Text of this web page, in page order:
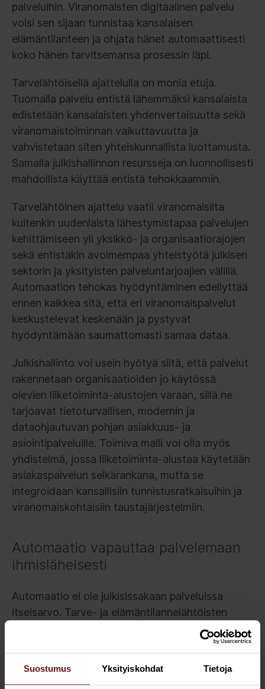
Suostumus Yksityiskohdat Tietoja
palveluihin. Viranomaisten digitaalinen palvelu
voisi sen sijaan tunnistaa kansalaisen
elämäntilanteen ja ohjata hänet automaattisesti
koko hänen tarvitsemansa prosessin läpi.
Tarvelähtöisellä ajattelulla on monia etuja.
Tuomalla palvelu entistä lähemmäksi kansalaista
edistetään kansalaisten yhdenvertaisuutta sekä
viranomaistoiminnan vaikuttavuutta ja
vahvistetaan siten yhteiskunnallista luottamusta.
Samalla julkishallinnon resursseja on luonnollisesti
mahdollista käyttää entistä tehokkaammin.
Tarvelähtöinen ajattelu vaatii viranomaisilta
kuitenkin uudenlaista lähestymistapaa palvelujen
kehittämiseen yli yksikkö- ja organisaatiorajojen
sekä entistäkin avoimempaa yhteistyötä julkisen
sektorin ja yksityisten palveluntarjoajien välillä.
Automaation tehokas hyödyntäminen edellyttää
ennen kaikkea sitä, että eri viranomaispalvelut
keskustelevat keskenään ja pystyvät
hyödyntämään saumattomasti samaa dataa.
Julkishallinto voi usein hyötyä siitä, että palvelut
rakennetaan organisaatioiden jo käytössä
olevien liiketoiminta-alustojen varaan, sillä ne
tarjoavat tietoturvallisen, modernin ja
dataohjautuvan pohjan asiakkuus- ja
asiointipalveluille. Toimiva malli voi olla myös
yhdistelmä, jossa liiketoiminta-alustaa käytetään
asiakaspalvelun selkärankana, mutta se
integroidaan kansallisiin tunnistusratkaisuihin ja
viranomaiskohtaisiin taustajärjestelmiin.
Automaatio vapauttaa palvelemaan
ihmisläheisesti
Automaatio ei ole julkisissakaan palveluissa
itseisarvo. Tarve- ja elämäntilannelähtöisten
palvelujen kehittämisessä tuleekin keskittyä
rutiinitoimintojen ja -päätösten automatisointiin
automatisoituun valmisteluun.